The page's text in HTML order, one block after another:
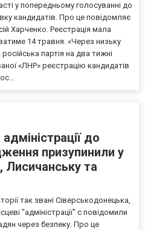
у попередньому голосуванні до
кандидатів. Про це повідомляє
Харченко. Реєстрація мала
14 травня. «Через низьку
партія на два тижні
«ЛНР» реєстрацію кандидатів
до
призупинили у
Лисичанську та
так звані Сіверськодонецька,
"адміністрації" с повідомили
через безпеку. Про це